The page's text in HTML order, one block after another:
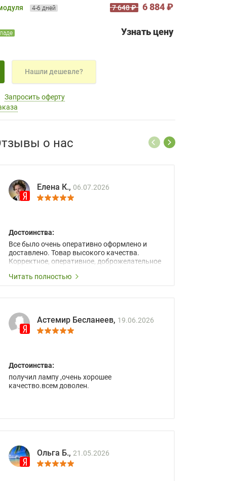
4-6 дней 7 648 ₽ 6 884 ₽
Узнать цену
Нашли дешевле?
Запросить оферту
о нас
Елена К., 06.07.2026
Достоинства:
Все было очень оперативно оформлено и
доставлено. Товар высокого качества.
Корректное, оперативное, доброжелательное
Читать полностью
Астемир Бесланеев, 19.06.2026
Достоинства:
получил лампу ,очень хорошее
качество.всем доволен.
Ольга Б., 21.05.2026